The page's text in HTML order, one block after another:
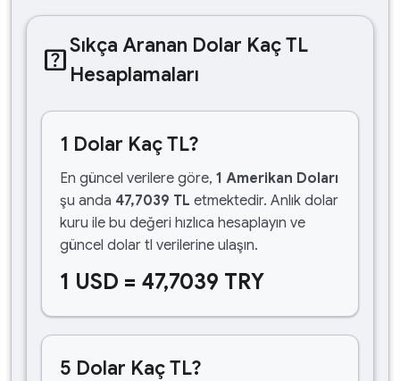
help_centerSıkça Aranan Dolar Kaç TL
Hesaplamaları
1 Dolar Kaç TL?
En güncel verilere göre, 1 Amerikan Doları
şu anda 47,7039 TL etmektedir. Anlık dolar
kuru ile bu değeri hızlıca hesaplayın ve
güncel dolar tl verilerine ulaşın.
1 USD = 47,7039 TRY
5 Dolar Kaç TL?